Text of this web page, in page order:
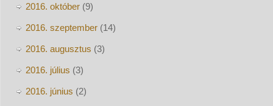
2016. október(9)
2016. szeptember(14)
2016. augusztus (3)
2016. július (3)
2016. június (2)